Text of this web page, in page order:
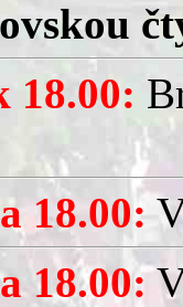
18.00:
18.00:
18.00: